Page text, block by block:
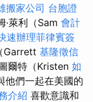
搬家公司 台胞證
·萊利（Sam 會計
速辦理菲律賓簽
Garrett 基隆徵信
爾特（Kristen 如
他們一起在美國的
介紹 喜歡意識和